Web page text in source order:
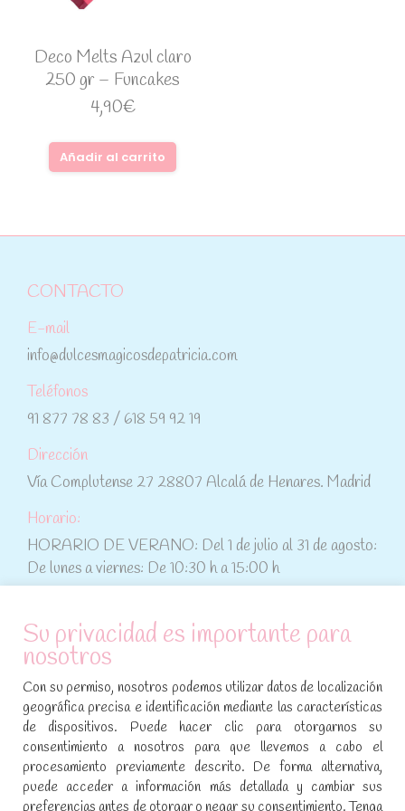
Deco Melts Azul claro
250 gr – Funcakes
4,90€
Añadir al carrito
CONTACTO
E-mail
info@dulcesmagicosdepatricia.com
Teléfonos
91 877 78 83 / 618 59 92 19
Dirección
Vía Complutense 27 28807 Alcalá de Henares. Madrid
Horario:
HORARIO DE VERANO: Del 1 de julio al 31 de agosto:
De lunes a viernes: De 10:30 h a 15:00 h
ATENCIÓN AL CLIENTE
Condiciones de compra
Aviso legal y política de privacidad
Política de cookies
SÍGUENOS EN REDES SOCIALES
Su privacidad es importante para
nosotros
Con su permiso, nosotros podemos utilizar datos de localización
geográfica precisa e identificación mediante las características
de dispositivos. Puede hacer clic para otorgarnos su
consentimiento a nosotros para que llevemos a cabo el
procesamiento previamente descrito. De forma alternativa,
puede acceder a información más detallada y cambiar sus
preferencias antes de otorgar o negar su consentimiento. Tenga